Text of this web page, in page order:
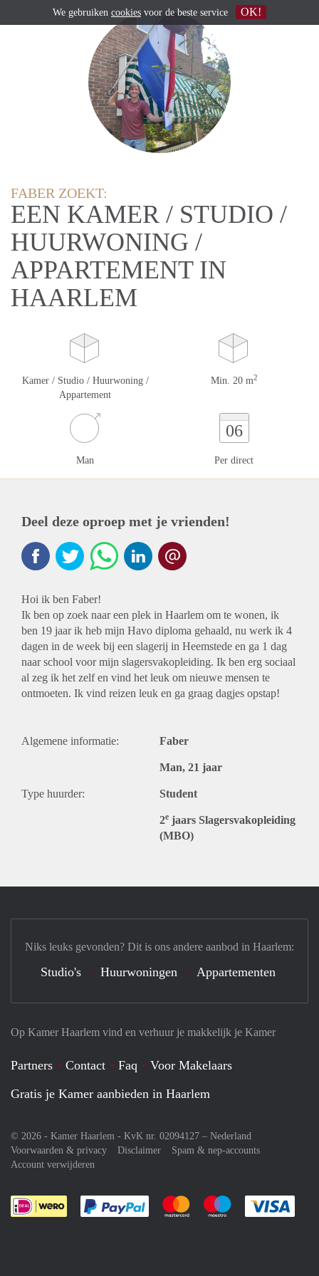
FABER ZOEKT:
EEN KAMER / STUDIO /
HUURWONING /
APPARTEMENT IN
HAARLEM
Kamer / Studio / Huurwoning /
Appartement
Min. 20 m2
Man
06
Per direct
Deel deze oproep met je vrienden!
Hoi ik ben Faber!
Ik ben op zoek naar een plek in Haarlem om te wonen, ik
ben 19 jaar ik heb mijn Havo diploma gehaald, nu werk ik 4
dagen in de week bij een slagerij in Heemstede en ga 1 dag
naar school voor mijn slagersvakopleiding. Ik ben erg sociaal
al zeg ik het zelf en vind het leuk om nieuwe mensen te
ontmoeten. Ik vind reizen leuk en ga graag dagjes opstap!
Algemene informatie: Faber
Man, 21 jaar
Type huurder: Student
2e jaars Slagersvakopleiding
(MBO)
Op Kamer Haarlem vind en verhuur je makkelijk je Kamer
Partners Contact Faq
Voor Makelaars
Gratis je Kamer aanbieden in Haarlem
© 2026 - Kamer Haarlem - KvK nr. 02094127 – Nederland
Voorwaarden & privacy
Disclaimer
Spam & nep-accounts
Account verwijderen
Je rekent gemakkelijk af met Paypal
Je rekent gemakkelijk af met
Je rekent
Niks leuks gevonden? Dit is ons andere aanbod in Haarlem:
Studio's Huurwoningen Appartementen
We gebruiken cookies voor de beste service OK!